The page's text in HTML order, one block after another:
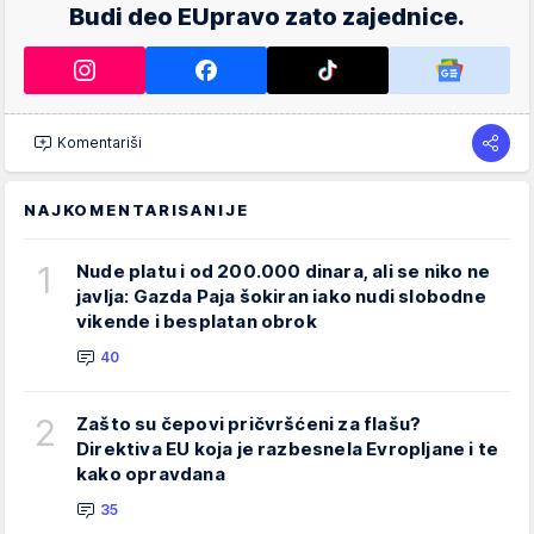
Budi deo EUpravo zato zajednice.
Komentariši
NAJKOMENTARISANIJE
1
Nude platu i od 200.000 dinara, ali se niko ne
javlja: Gazda Paja šokiran iako nudi slobodne
vikende i besplatan obrok
40
2
Zašto su čepovi pričvršćeni za flašu?
Direktiva EU koja je razbesnela Evropljane i te
kako opravdana
35